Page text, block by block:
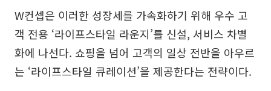
W컨셉은 이러한 성장세를 가속화하기 위해 우수 고
객 전용 ‘라이프스타일 라운지’를 신설, 서비스 차별
화에 나선다. 쇼핑을 넘어 고객의 일상 전반을 아우르
는 ‘라이프스타일 큐레이션’을 제공한다는 전략이다.